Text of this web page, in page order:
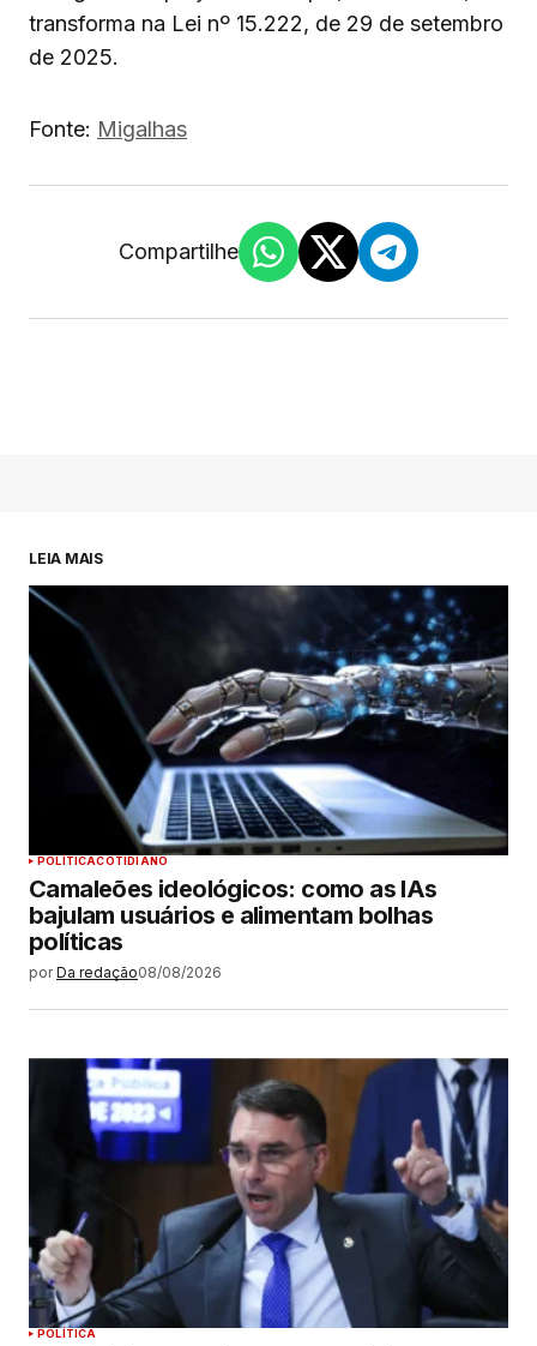
transforma na Lei nº 15.222, de 29 de setembro
de 2025.
Fonte: Migalhas
Compartilhe
LEIA MAIS
POLÍTICACOTIDIANO
Camaleões ideológicos: como as IAs
bajulam usuários e alimentam bolhas
políticas
por Da redação08/08/2026
POLÍTICA